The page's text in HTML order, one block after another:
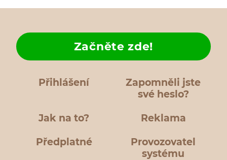
Přihlášení
Zapomněli jste
své heslo?
Jak na to?
Začněte zde!
Reklama
Předplatné
Provozovatel
systému